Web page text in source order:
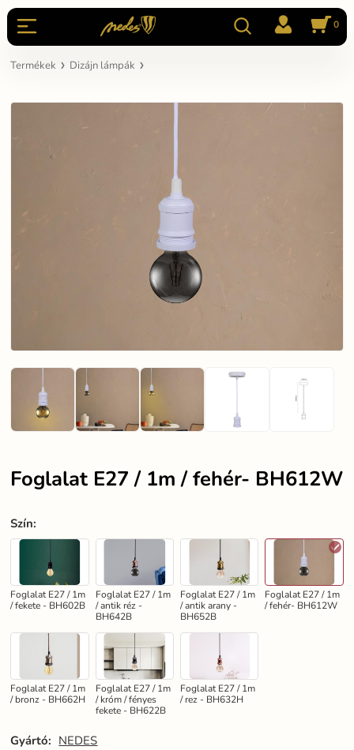
0
Termékek Dizájn lámpák
Foglalat E27 / 1m / fehér- BH612W
Szín:
Foglalat E27 / 1m
/ fekete - BH602B
Foglalat E27 / 1m
/ antik réz -
BH642B
Foglalat E27 / 1m
/ antik arany -
BH652B
Foglalat E27 / 1m
/ fehér- BH612W
Foglalat E27 / 1m
/ bronz - BH662H
Foglalat E27 / 1m
/ króm / fényes
fekete - BH622B
Foglalat E27 / 1m
/ rez - BH632H
Gyártó: NEDES